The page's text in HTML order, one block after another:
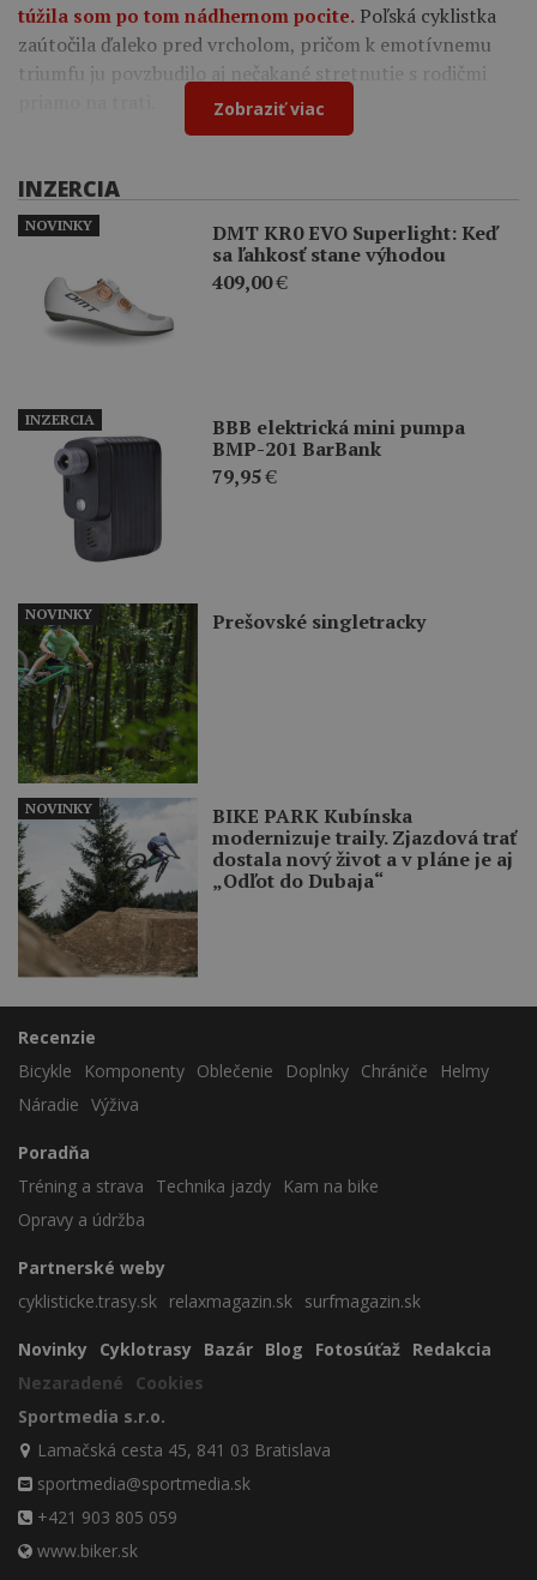
túžila som po tom nádhernom pocite. Poľská cyklistka
zaútočila ďaleko pred vrcholom, pričom k emotívnemu
triumfu ju povzbudilo aj nečakané stretnutie s rodičmi
Zobraziť viac
INZERCIA
DMT KR0 EVO Superlight: Keď
sa ľahkosť stane výhodou
409,00€
NOVINKY
BBB elektrická mini pumpa
BMP-201 BarBank
79,95€
INZERCIA
Prešovské singletracky
NOVINKY
BIKE PARK Kubínska
modernizuje traily. Zjazdová trať
dostala nový život a v pláne je aj
„Odľot do Dubaja“
NOVINKY
Recenzie
Bicykle
Komponenty Oblečenie Doplnky Chrániče
Helmy
Náradie Výživa
Poradňa
Tréning a strava
Technika jazdy
Kam na bike
Opravy a údržba
Partnerské weby
cyklisticke.trasy.sk relaxmagazin.sk surfmagazin.sk
Novinky Cyklotrasy Bazár Blog Fotosúťaž Redakcia
Nezaradené
Cookies
Sportmedia s.r.o.
Lamačská cesta 45, 841 03 Bratislava
sportmedia@sportmedia.sk
+421 903 805 059
www.biker.sk